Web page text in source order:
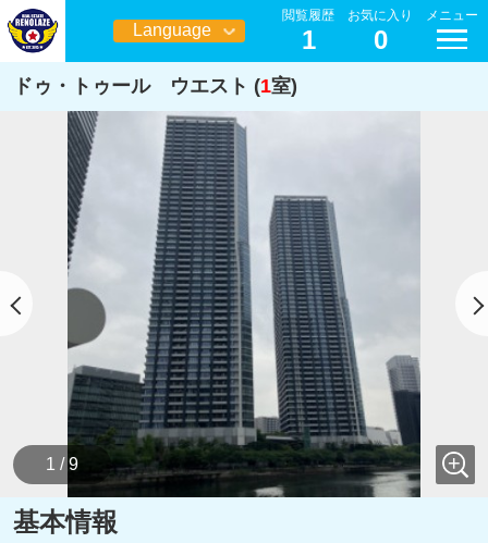
Language
日本語
閲覧履歴
1
お気に入り
0
メニュー
ドゥ・トゥール ウエスト (1室)
1 / 9
基本情報